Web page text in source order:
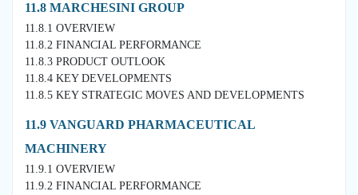
11.8 MARCHESINI GROUP
11.8.1 OVERVIEW
11.8.2 FINANCIAL PERFORMANCE
11.8.3 PRODUCT OUTLOOK
11.8.4 KEY DEVELOPMENTS
11.8.5 KEY STRATEGIC MOVES AND DEVELOPMENTS
11.9 VANGUARD PHARMACEUTICAL
MACHINERY
11.9.1 OVERVIEW
11.9.2 FINANCIAL PERFORMANCE